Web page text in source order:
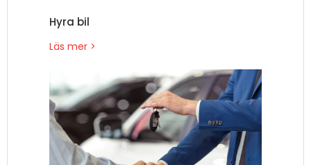
Hyra bil
Läs mer >